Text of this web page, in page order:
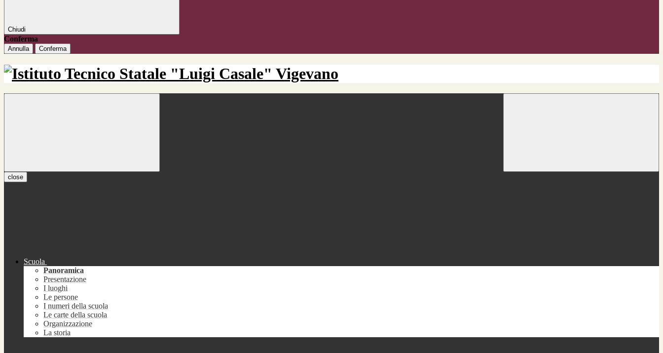
Chiudi
Conferma
Annulla Conferma
close
Scuola
Panoramica
Presentazione
I luoghi
Le persone
I numeri della scuola
Le carte della scuola
Organizzazione
La storia